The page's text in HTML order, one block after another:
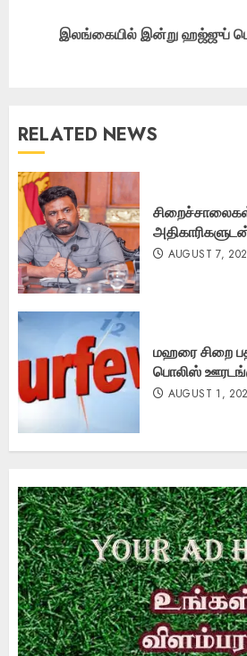
இலங்கையில் இன்று ஹஜ்ஜுப்
RELATED NEWS
சிறைச்சாலைகள்
AUGUST 7,
மஹரை சிறை
பொலிஸ்
AUGUST 1,